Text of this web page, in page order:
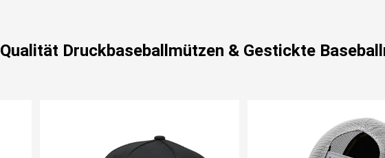
Qualität Druckbaseballmützen & Gestickte